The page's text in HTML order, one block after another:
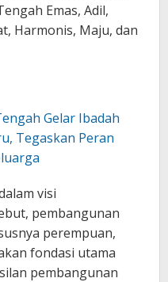
Emas, Adil,
Harmonis, Maju, dan
Gelar Ibadah
Tegaskan Peran
visi
pembangunan
perempuan,
fondasi utama
pembangunan